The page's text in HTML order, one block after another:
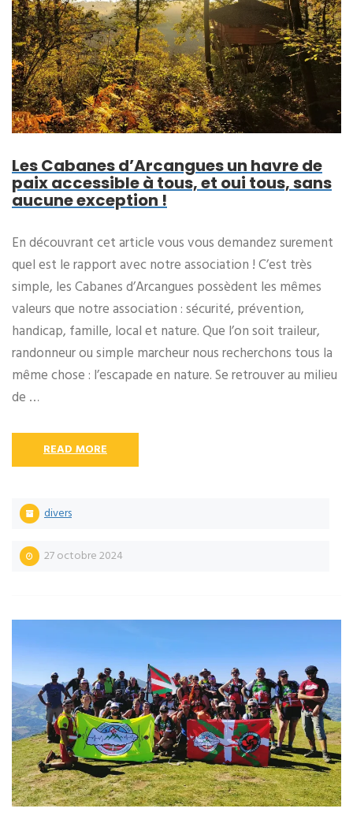
Les Cabanes d’Arcangues un havre de
paix accessible à tous, et oui tous, sans
aucune exception !
En découvrant cet article vous vous demandez surement
quel est le rapport avec notre association ! C’est très
simple, les Cabanes d’Arcangues possèdent les mêmes
valeurs que notre association : sécurité, prévention,
handicap, famille, local et nature. Que l’on soit traileur,
randonneur ou simple marcheur nous recherchons tous la
même chose : l’escapade en nature. Se retrouver au milieu
de …
READ MORE
divers
27 octobre 2024